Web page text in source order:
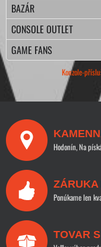
BAZÁR
CONSOLE OUTLET
GAME FANS
Konzole-
Hodonín, Na
ZÁRUKA
Ponúkame len
TOVAR